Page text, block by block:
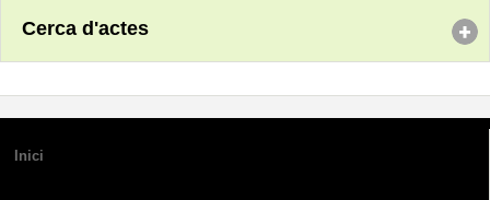
Cerca d'actes
Inici